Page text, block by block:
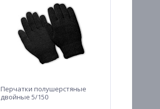
Перчатки полушерстяные
двойные 5/150